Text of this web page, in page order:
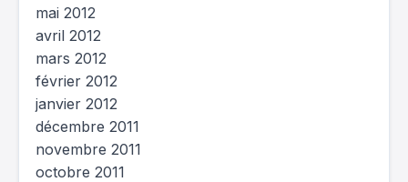
mai 2012
avril 2012
mars 2012
février 2012
janvier 2012
décembre 2011
novembre 2011
octobre 2011